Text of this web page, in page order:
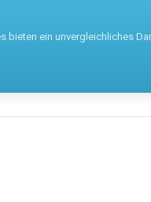
bieten ein unvergleichliches